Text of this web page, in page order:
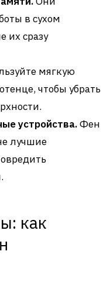
в сухом
их сразу
мягкую
чтобы убрать
устройства.Фен
лучшие
как